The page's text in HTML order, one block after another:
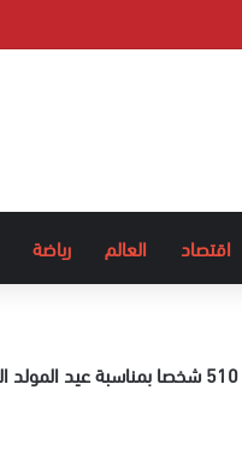
اقتصاد العالم رياضة